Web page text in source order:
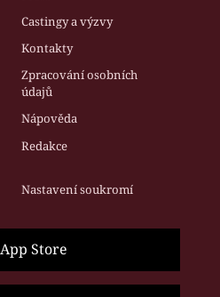
Castingy a výzvy
Kontakty
Zpracování osobních
údajů
Nápověda
Redakce
Nastavení soukromí
App Store